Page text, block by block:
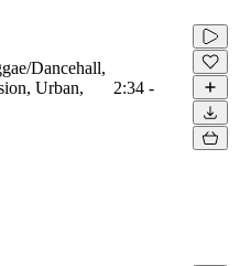
Dancehall,
Urban,
2:34 -